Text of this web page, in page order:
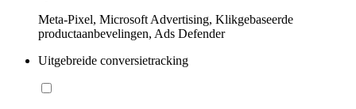
Meta-Pixel, Microsoft Advertising, Klikgebaseerde
productaanbevelingen, Ads Defender
Uitgebreide conversietracking